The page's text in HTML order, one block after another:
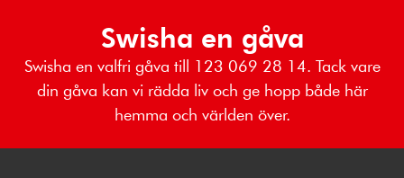
Swisha en gåva
Swisha en valfri gåva till 123 069 28 14. Tack vare
din gåva kan vi rädda liv och ge hopp både här
hemma och världen över.